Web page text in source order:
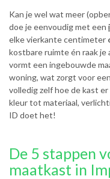
Kan je wel wat meer
doe je eenvoudig met een
elke vierkante centimeter
kostbare ruimte én raak je
vormt een ingebouwde
woning, wat zorgt voor
volledig zelf hoe de kast
kleur tot materiaal,
ID doet het!
De 5 stappen
maatkast in